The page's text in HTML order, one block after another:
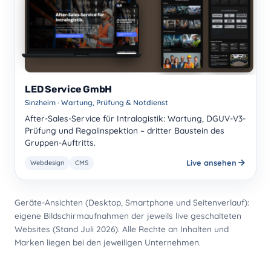
LED Service GmbH
Sinzheim · Wartung, Prüfung & Notdienst
After-Sales-Service für Intralogistik: Wartung, DGUV-V3-
Prüfung und Regalinspektion – dritter Baustein des
Gruppen-Auftritts.
Webdesign CMS Live ansehen
Geräte-Ansichten (Desktop, Smartphone und Seitenverlauf):
eigene Bildschirmaufnahmen der jeweils live geschalteten
Websites (Stand Juli 2026). Alle Rechte an Inhalten und
Marken liegen bei den jeweiligen Unternehmen.